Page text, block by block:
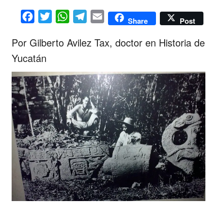
Facebook
Twitter WhatsAppTelegram
Email Share Post
Por Gilberto Avilez Tax, doctor en Historia de
Yucatán